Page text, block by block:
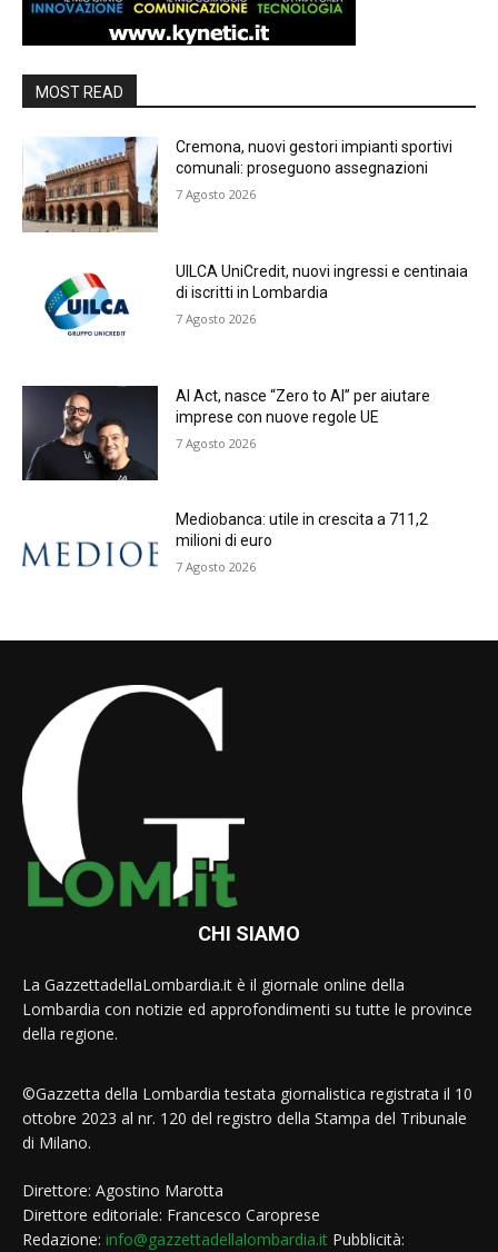
MOST READ
Cremona, nuovi gestori impianti sportivi
comunali: proseguono assegnazioni
7 Agosto 2026
UILCA UniCredit, nuovi ingressi e centinaia
di iscritti in Lombardia
7 Agosto 2026
AI Act, nasce “Zero to AI” per aiutare
imprese con nuove regole UE
7 Agosto 2026
Mediobanca: utile in crescita a 711,2
milioni di euro
7 Agosto 2026
CHI SIAMO
La GazzettadellaLombardia.it è il giornale online della
Lombardia con notizie ed approfondimenti su tutte le province
della regione.
©Gazzetta della Lombardia testata giornalistica registrata il 10
ottobre 2023 al nr. 120 del registro della Stampa del Tribunale
di Milano.
Direttore: Agostino Marotta
Direttore editoriale: Francesco Caroprese
Redazione: info@gazzettadellalombardia.it Pubblicità: